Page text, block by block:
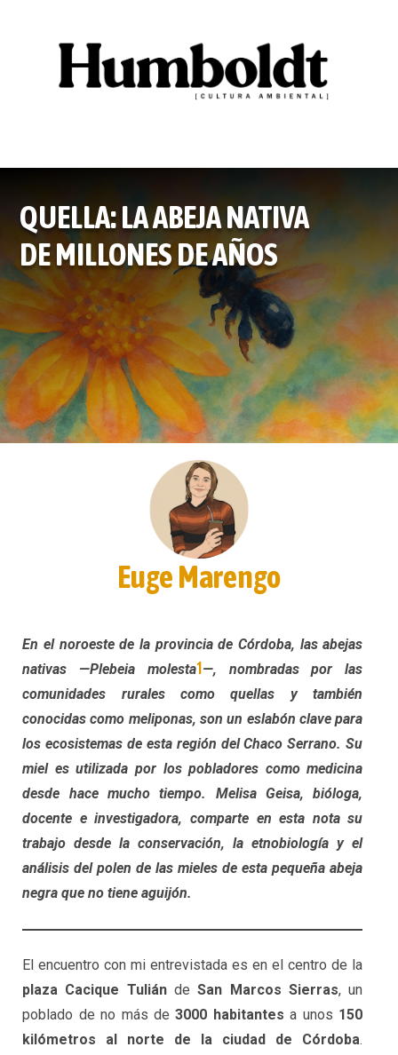
QUELLA: LA ABEJA NATIVA
DE MILLONES DE AÑOS
Euge Marengo
En el noroeste de la provincia de Córdoba, las abejas
nativas —Plebeia molesta1—, nombradas por las
comunidades rurales como quellas y también
conocidas como meliponas, son un eslabón clave para
los ecosistemas de esta región del Chaco Serrano. Su
miel es utilizada por los pobladores como medicina
desde hace mucho tiempo. Melisa Geisa, bióloga,
docente e investigadora, comparte en esta nota su
trabajo desde la conservación, la etnobiología y el
análisis del polen de las mieles de esta pequeña abeja
negra que no tiene aguijón.
El encuentro con mi entrevistada es en el centro de la
plaza Cacique TuliándeSan Marcos Sierras, un
poblado de no más de3000 habitantes a unos 150
kilómetros al norte de la ciudad de Córdoba.